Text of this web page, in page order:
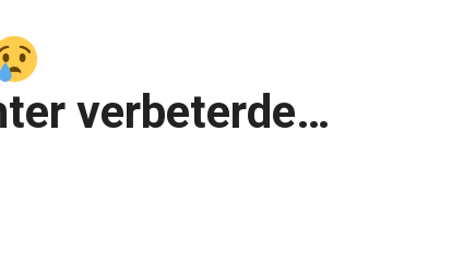
verbeterde…